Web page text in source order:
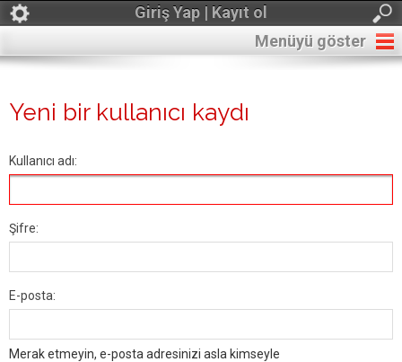
Giriş Yap | Kayıt ol
Menüyü göster
Yeni bir kullanıcı kaydı
Kullanıcı adı:
Şifre:
E-posta:
Merak etmeyin, e-posta adresinizi asla kimseyle